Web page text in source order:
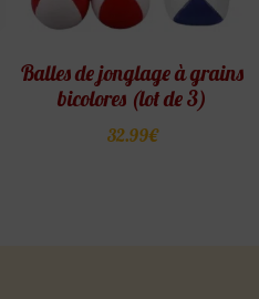
Balles de jonglage à grains
bicolores (lot de 3)
32.99€